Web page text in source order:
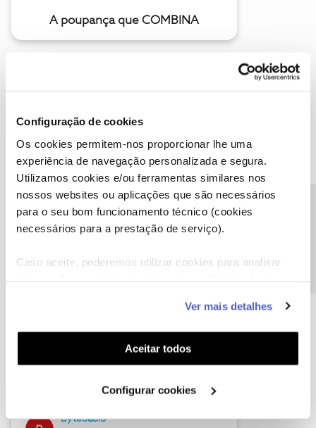
Configuração de cookies
Os cookies permitem-nos proporcionar lhe uma
experiência de navegação personalizada e segura.
Utilizamos cookies e/ou ferramentas similares nos
nossos websites ou aplicações que são necessários
para o seu bom funcionamento técnico (cookies
necessários para a prestação de serviço).
Caso aceite, poderemos utilizar cookies para analisar
funcionalidades (cookies de personalização e
funcionalidade) e adaptar anúncios aos seus interesses
(cookies de publicidade personalizada). Pode gerir a
utilização dos cookies clicando em "Configurar
Ver mais detalhes
Aceitar todos
Configurar cookies
A poupança que COMBINA
Descubra as novidades de julho
Hall of Fame de julho
17 soluções
ByteSábio